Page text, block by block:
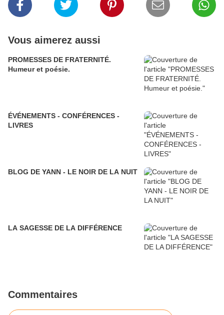
Vous aimerez aussi
PROMESSES DE FRATERNITÉ.
Humeur et poésie.
ÉVÉNEMENTS - CONFÉRENCES -
LIVRES
BLOG DE YANN - LE NOIR DE LA NUIT
LA SAGESSE DE LA DIFFÉRENCE
Commentaires